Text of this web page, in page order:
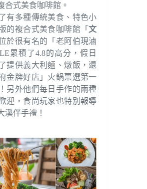
合式美食咖啡館。
有多種傳統美食、特色小
的複合式美食咖啡館「文
於很有名的「老阿伯現滷
累積了4.8的高分，假日
提供義大利麵、燉飯，還
金牌好店」火鍋票選第一
另外他們每日手作的兩種
迎，食尚玩家也特別報導
溪伴手禮！